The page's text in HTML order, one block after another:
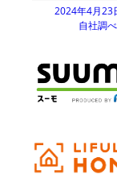
2024年4月23
自社調べ